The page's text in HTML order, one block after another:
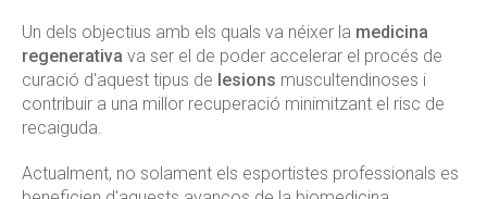
Un dels objectius amb els quals va néixer la medicina
regenerativa va ser el de poder accelerar el procés de
curació d'aquest tipus de lesions muscultendinoses i
contribuir a una millor recuperació minimitzant el risc de
recaiguda.
Actualment, no solament els esportistes professionals es